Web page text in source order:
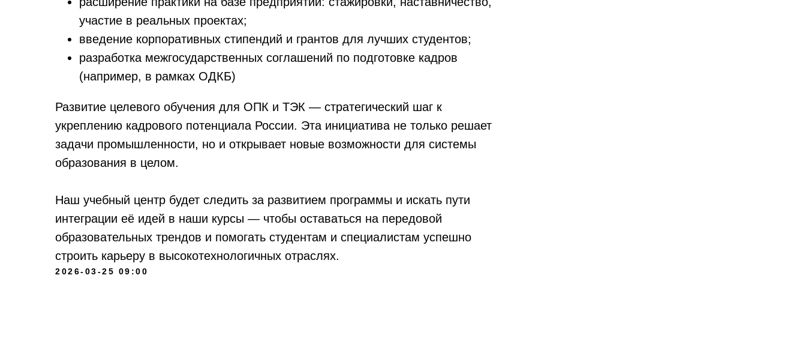
участие в реальных проектах;
введение корпоративных стипендий и грантов для лучших студентов;
разработка межгосударственных соглашений по подготовке кадров
(например, в рамках ОДКБ)
Развитие целевого обучения для ОПК и ТЭК — стратегический шаг к
укреплению кадрового потенциала России. Эта инициатива не только решает
задачи промышленности, но и открывает новые возможности для системы
образования в целом.
Наш учебный центр будет следить за развитием программы и искать пути
интеграции её идей в наши курсы — чтобы оставаться на передовой
образовательных трендов и помогать студентам и специалистам успешно
строить карьеру в высокотехнологичных отраслях.
2026-03-25 09:00